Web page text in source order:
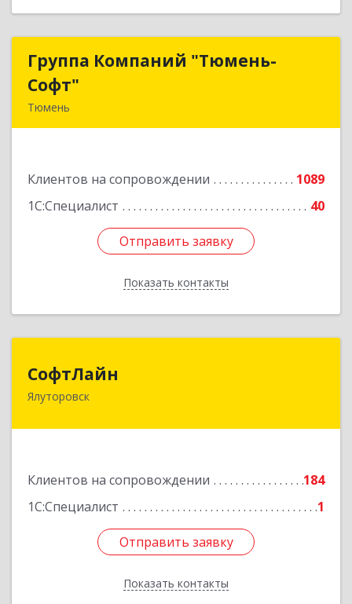
Группа Компаний "Тюмень-
Софт"
Тюмень
Клиентов на сопровождении
1089
1С:Специалист
40
Отправить заявку
Показать контакты
Группа Компаний "Тюмень-
Подробнее
Отправить заявку
Назад
СофтЛайн
Ялуторовск
Клиентов на сопровождении
184
1С:Специалист
1
Отправить заявку
Показать контакты
627010, Тюменская обл, Ялуторовский р-н,
Отправить заявку
Назад